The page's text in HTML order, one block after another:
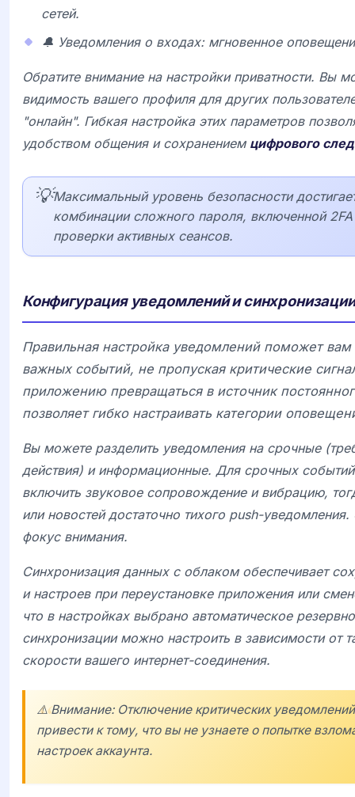
сетей.
🔔 Уведомления о входах: мгновенное
Обратите внимание на настройки приватности. Вы
видимость вашего профиля для других
"онлайн". Гибкая настройка этих параметров
удобством общения и сохранением цифрового
💡Максимальный уровень безопасности
комбинации сложного пароля, включенной 2FA
проверки активных сеансов.
Конфигурация уведомлений и синхронизации
Правильная настройка уведомлений поможет вам
важных событий, не пропуская критические
приложению превращаться в источник
позволяет гибко настраивать категории
Вы можете разделить уведомления на срочные
действия) и информационные. Для срочных
включить звуковое сопровождение и вибрацию,
или новостей достаточно тихого push-
фокус внимания.
Синхронизация данных с облаком обеспечивает
и настроев при переустановке приложения или
что в настройках выбрано автоматическое
синхронизации можно настроить в зависимости от
скорости вашего интернет-соединения.
⚠️ Внимание: Отключение критических
привести к тому, что вы не узнаете о попытке
настроек аккаунта.